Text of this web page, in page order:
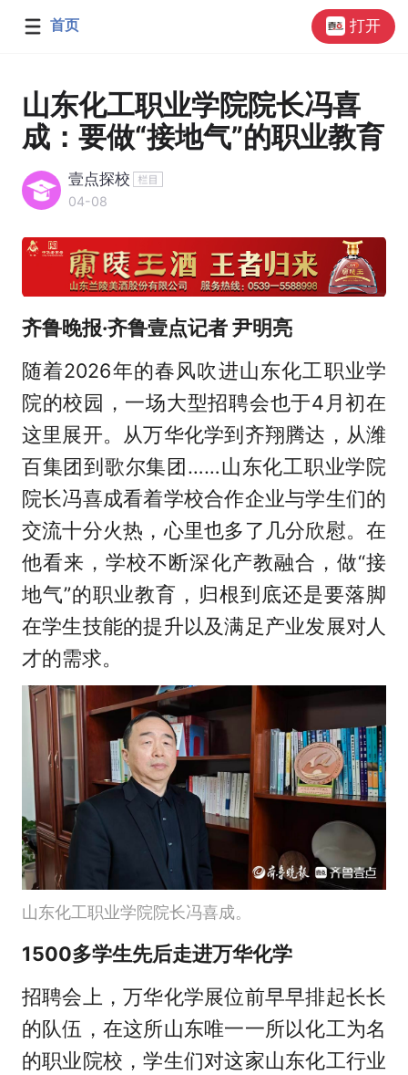
首页 打开
山东化工职业学院院长冯喜
成：要做“接地气”的职业教育
壹点探校
04-08
齐鲁晚报·齐鲁壹点记者 尹明亮
随着2026年的春风吹进山东化工职业学
院的校园，一场大型招聘会也于4月初在
这里展开。从万华化学到齐翔腾达，从潍
百集团到歌尔集团……山东化工职业学院
院长冯喜成看着学校合作企业与学生们的
交流十分火热，心里也多了几分欣慰。在
他看来，学校不断深化产教融合，做“接
地气”的职业教育，归根到底还是要落脚
在学生技能的提升以及满足产业发展对人
才的需求。
山东化工职业学院院长冯喜成。
1500多学生先后走进万华化学
招聘会上，万华化学展位前早早排起长长
的队伍，在这所山东唯一一所以化工为名
的职业院校，学生们对这家山东化工行业